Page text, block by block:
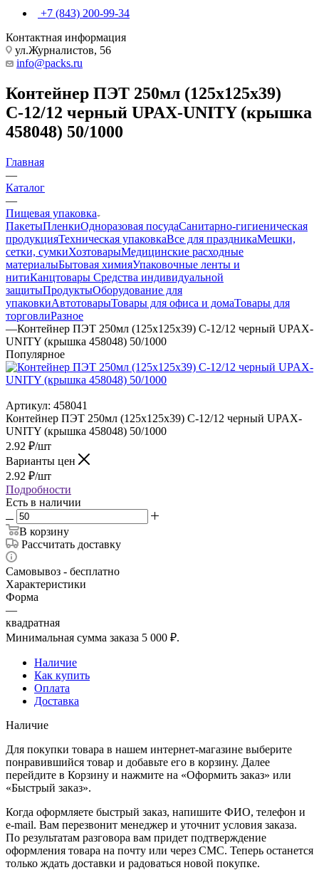
+7 (843) 200-99-34
Контактная информация
ул.Журналистов, 56
info@packs.ru
Контейнер ПЭТ 250мл (125х125х39)
С-12/12 черный UPAX-UNITY (крышка
458048) 50/1000
Главная
—
Каталог
—
Пищевая упаковка
ПакетыПленкиОдноразовая посудаСанитарно-гигиеническая
продукцияТехническая упаковкаВсе для праздникаМешки,
сетки, сумкиХозтоварыМедицинские расходные
материалыБытовая химияУпаковочные ленты и
нитиКанцтовары Средства индивидуальной
защитыПродуктыОборудование для
упаковкиАвтотоварыТовары для офиса и домаТовары для
торговлиРазное
—Контейнер ПЭТ 250мл (125х125х39) С-12/12 черный UPAX-
UNITY (крышка 458048) 50/1000
Популярное
Артикул: 458041
Контейнер ПЭТ 250мл (125х125х39) С-12/12 черный UPAX-
UNITY (крышка 458048) 50/1000
2.92 ₽/шт
Варианты цен
2.92 ₽/шт
Подробности
Есть в наличии
В корзину
Рассчитать доставку
Самовывоз - бесплатно
Характеристики
Форма
—
квадратная
Минимальная сумма заказа 5 000 ₽.
Наличие
Как купить
Оплата
Доставка
Наличие
Для покупки товара в нашем интернет-магазине выберите
понравившийся товар и добавьте его в корзину. Далее
перейдите в Корзину и нажмите на «Оформить заказ» или
«Быстрый заказ».
Когда оформляете быстрый заказ, напишите ФИО, телефон и
e-mail. Вам перезвонит менеджер и уточнит условия заказа.
По результатам разговора вам придет подтверждение
оформления товара на почту или через СМС. Теперь останется
только ждать доставки и радоваться новой покупке.